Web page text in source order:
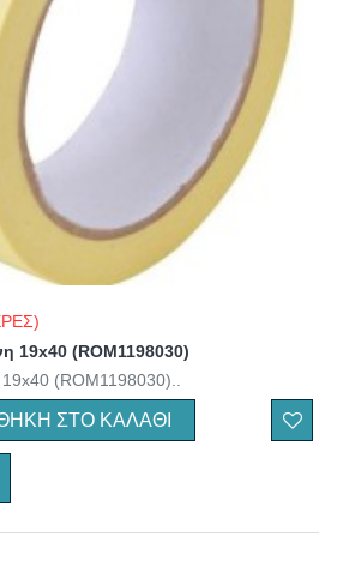
19x40 (ROM1198030)
19x40 (ROM1198030)..
ΣΤΟ ΚΑΛΆΘΙ